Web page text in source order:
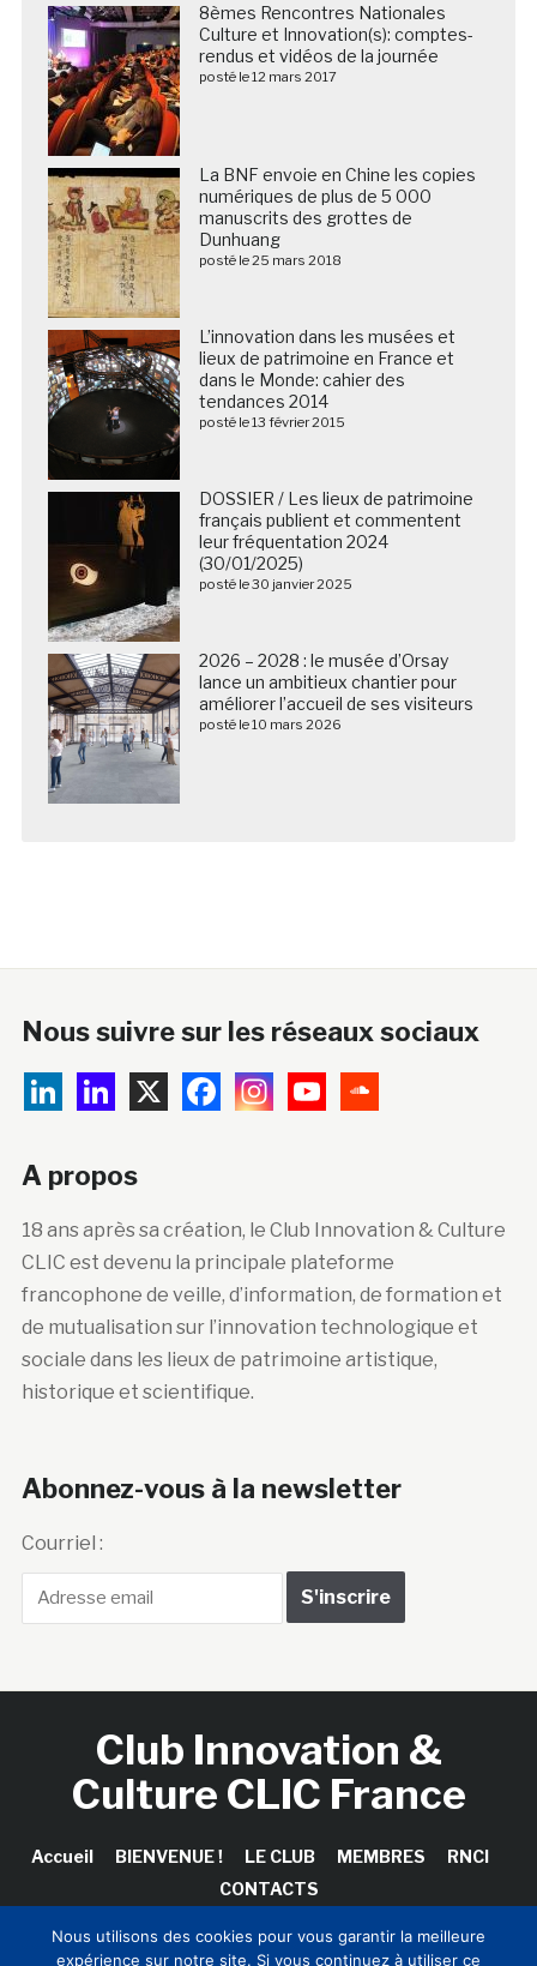
8èmes Rencontres Nationales
Culture et Innovation(s): comptes-
rendus et vidéos de la journée
posté le 12 mars 2017
La BNF envoie en Chine les copies
numériques de plus de 5 000
manuscrits des grottes de
Dunhuang
posté le 25 mars 2018
L’innovation dans les musées et
lieux de patrimoine en France et
dans le Monde: cahier des
tendances 2014
posté le 13 février 2015
DOSSIER / Les lieux de patrimoine
français publient et commentent
leur fréquentation 2024
(30/01/2025)
posté le 30 janvier 2025
2026 – 2028 : le musée d’Orsay
lance un ambitieux chantier pour
améliorer l’accueil de ses visiteurs
posté le 10 mars 2026
Nous suivre sur les réseaux sociaux
A propos
18 ans après sa création, le Club Innovation & Culture
CLIC est devenu la principale plateforme
francophone de veille, d’information, de formation et
de mutualisation sur l’innovation technologique et
sociale dans les lieux de patrimoine artistique,
historique et scientifique.
Abonnez-vous à la newsletter
Courriel :
Club Innovation &
Culture CLIC France
Accueil BIENVENUE ! LE CLUB MEMBRES
RNCI
CONTACTS
Nous utilisons des cookies pour vous garantir la meilleure
expérience sur notre site. Si vous continuez à utiliser ce